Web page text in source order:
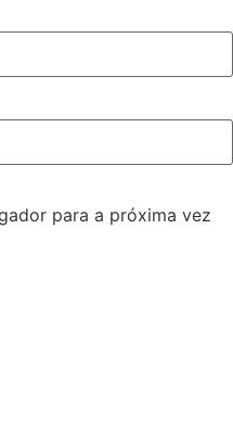
para a próxima vez